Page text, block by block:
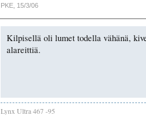
PKE 15/3/06
Kilpisellä oli lumet todella vähänä,
alareittiä.
Lynx Ultra 467 -95